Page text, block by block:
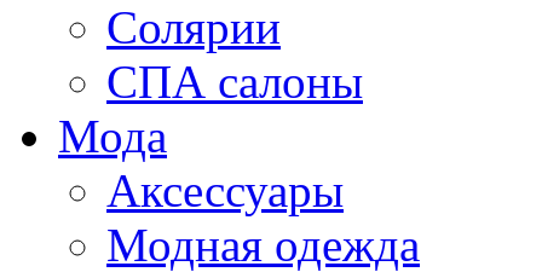
Солярии
СПА салоны
Мода
Аксессуары
Модная одежда